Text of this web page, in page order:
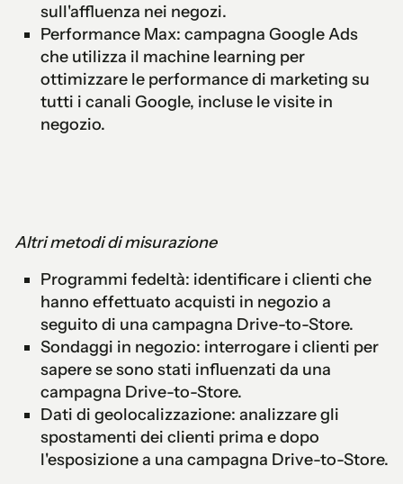
sull'affluenza nei negozi.
Performance Max: campagna Google Ads
che utilizza il machine learning per
ottimizzare le performance di marketing su
tutti i canali Google, incluse le visite in
negozio.
Altri metodi di misurazione
Programmi fedeltà: identificare i clienti che
hanno effettuato acquisti in negozio a
seguito di una campagna Drive-to-Store.
Sondaggi in negozio: interrogare i clienti per
sapere se sono stati influenzati da una
campagna Drive-to-Store.
Dati di geolocalizzazione: analizzare gli
spostamenti dei clienti prima e dopo
l'esposizione a una campagna Drive-to-Store.